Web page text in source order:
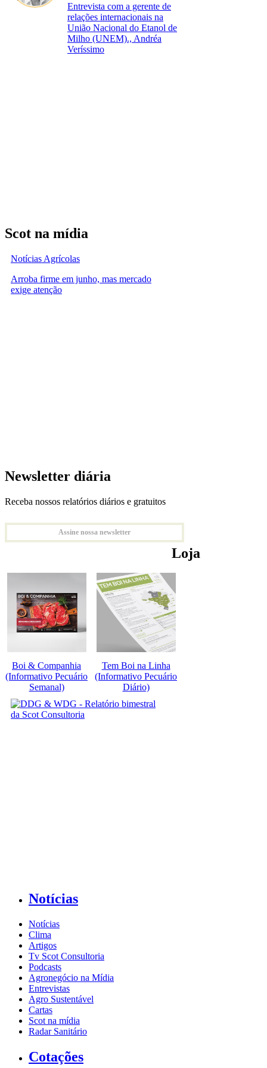
Entrevista com a gerente de
relações internacionais na
União Nacional do Etanol de
Milho (UNEM)., Andréa
Veríssimo
Scot na mídia
Notícias Agrícolas
Arroba firme em junho, mas mercado
exige atenção
Newsletter diária
Receba nossos relatórios diários e gratuitos
Assine nossa newsletter
Loja
Boi & Companhia
(Informativo Pecuário
Semanal)
Tem Boi na Linha
(Informativo Pecuário
Diário)
Notícias
Notícias
Clima
Artigos
Tv Scot Consultoria
Podcasts
Agronegócio na Mídia
Entrevistas
Agro Sustentável
Cartas
Scot na mídia
Radar Sanitário
Cotações